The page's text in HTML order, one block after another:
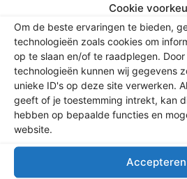
Cookie
Om de beste ervaringen te bieden,
technologieën zoals cookies om
op te slaan en/of te raadplegen.
technologieën kunnen wij gegevens
unieke ID's op deze site verwerken.
geeft of je toestemming intrekt, kan
hebben op bepaalde functies en
website.
Accepteren
berekende waardes zijn
indicatief en aan wijziging
kunnen geen rechten aan
Informatie van derden
Bij verwijzingen naar